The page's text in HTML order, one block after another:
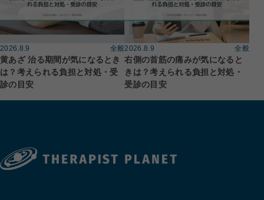
2026.8.9 全般
黄あざ 治る期間が気になるとき
は？考えられる負担と対処・受
診の目安
2026.8.9 全般
右側の首筋の痛みが気になると
きは？考えられる負担と対処・
受診の目安